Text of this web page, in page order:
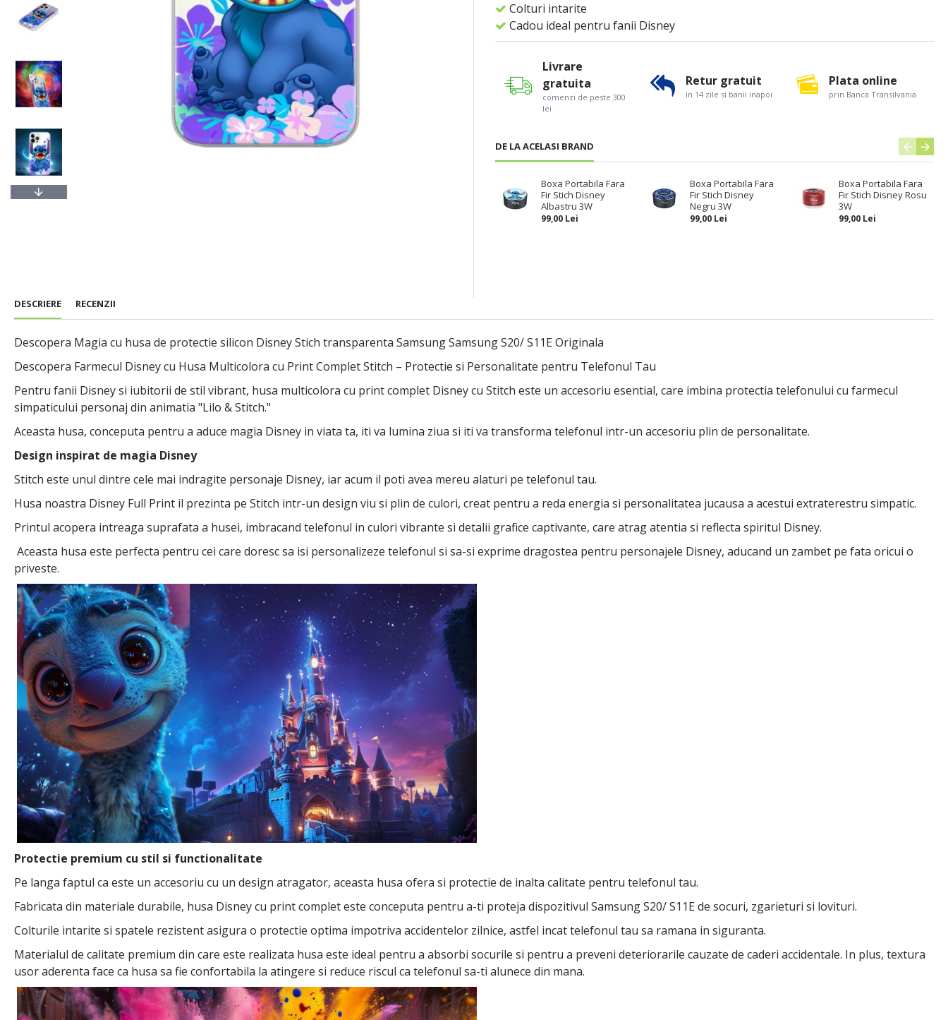
Colturi intarite
Cadou ideal pentru fanii Disney
DE LA ACELASI BRAND
Boxa Portabila Fara
Fir Stich Disney
Albastru 3W
99,00 Lei
Boxa Portabila Fara
Fir Stich Disney
Negru 3W
99,00 Lei
Boxa Portabila Fara
Fir Stich Disney Rosu
3W
99,00 Lei
Livrare
gratuita
comenzi de peste 300
lei
Retur gratuit
in 14 zile si banii inapoi
Plata online
prin Banca Transilvania
DESCRIERE RECENZII
Descopera Magia cu husa de protectie silicon Disney Stich transparenta Samsung Samsung S20/ S11E Originala
Descopera Farmecul Disney cu Husa Multicolora cu Print Complet Stitch – Protectie si Personalitate pentru Telefonul Tau
Pentru fanii Disney si iubitorii de stil vibrant, husa multicolora cu print complet Disney cu Stitch este un accesoriu esential, care imbina protectia telefonului cu farmecul
simpaticului personaj din animatia "Lilo & Stitch."
Aceasta husa, conceputa pentru a aduce magia Disney in viata ta, iti va lumina ziua si iti va transforma telefonul intr-un accesoriu plin de personalitate.
Design inspirat de magia Disney
Stitch este unul dintre cele mai indragite personaje Disney, iar acum il poti avea mereu alaturi pe telefonul tau.
Husa noastra Disney Full Print il prezinta pe Stitch intr-un design viu si plin de culori, creat pentru a reda energia si personalitatea jucausa a acestui extraterestru simpatic.
Printul acopera intreaga suprafata a husei, imbracand telefonul in culori vibrante si detalii grafice captivante, care atrag atentia si reflecta spiritul Disney.
Aceasta husa este perfecta pentru cei care doresc sa isi personalizeze telefonul si sa-si exprime dragostea pentru personajele Disney, aducand un zambet pe fata oricui o
priveste.
Protectie premium cu stil si functionalitate
Pe langa faptul ca este un accesoriu cu un design atragator, aceasta husa ofera si protectie de inalta calitate pentru telefonul tau.
Fabricata din materiale durabile, husa Disney cu print complet este conceputa pentru a-ti proteja dispozitivul Samsung S20/ S11E de socuri, zgarieturi si lovituri.
Colturile intarite si spatele rezistent asigura o protectie optima impotriva accidentelor zilnice, astfel incat telefonul tau sa ramana in siguranta.
Materialul de calitate premium din care este realizata husa este ideal pentru a absorbi socurile si pentru a preveni deteriorarile cauzate de caderi accidentale. In plus, textura
usor aderenta face ca husa sa fie confortabila la atingere si reduce riscul ca telefonul sa-ti alunece din mana.